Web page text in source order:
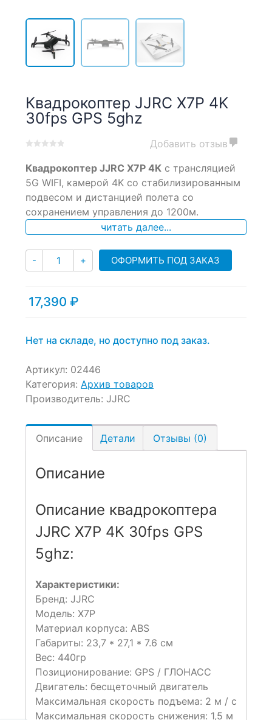
Квадрокоптер JJRC X7P 4K
30fps GPS 5ghz
out
on
customer
ratings
Добавить отзыв
Квадрокоптер JJRC X7P 4K с трансляцией
5G WIFI, камерой 4K со стабилизированным
подвесом и дистанцией полета со
сохранением управления до 1200м.
читать далее...
- Количество
+ ОФОРМИТЬ ПОД ЗАКАЗ
17,390 ₽
Нет на складе, но доступно под заказ.
Артикул: 02446
Категория: Архив товаров
Производитель: JJRC
Описание Детали Отзывы (0)
Описание
Описание квадрокоптера
JJRC X7P 4K 30fps GPS
5ghz:
Характеристики:
Бренд: JJRC
Модель: X7P
Материал корпуса: ABS
Габариты: 23,7 * 27,1 * 7.6 см
Вес: 440гр
Позиционирование: GPS / ГЛОНАСС
Двигатель: бесщеточный двигатель
Максимальная скорость подъема: 2 м / с
Максимальная скорость снижения: 1,5 м